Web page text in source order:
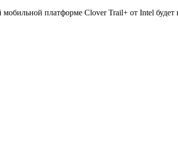
платформе Clover Trail+ от Intel